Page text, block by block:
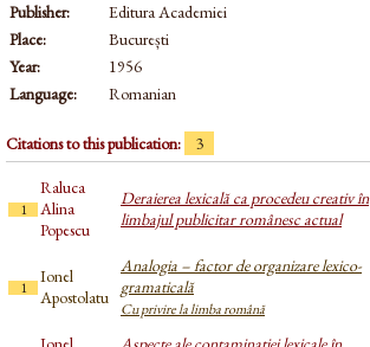
Publisher:
Editura Academiei
Place:
București
Year:
1956
Language:
Romanian
Citations to this publication: 3
1
Raluca
Alina
Popescu
Deraierea lexicală ca procedeu creativ în
limbajul publicitar românesc actual
1
Ionel
Apostolatu
Analogia – factor de organizare lexico-
gramaticală
Cu privire la limba română